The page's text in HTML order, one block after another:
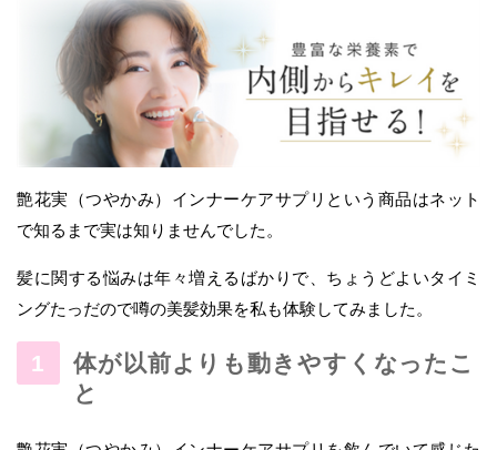
艶花実（つやかみ）インナーケアサプリという商品はネット
で知るまで実は知りませんでした。
髪に関する悩みは年々増えるばかりで、ちょうどよいタイミ
ングたっだので噂の美髪効果を私も体験してみました。
体が以前よりも動きやすくなったこ
と